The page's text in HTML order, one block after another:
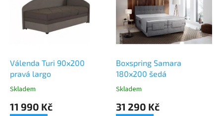
Válenda Turi 90x200
pravá largo
Průměrné
produktu
Skladem
11 990 Kč
Boxspring Samara
180x200 šedá
Průměrné
produktu
Skladem
31 290 Kč